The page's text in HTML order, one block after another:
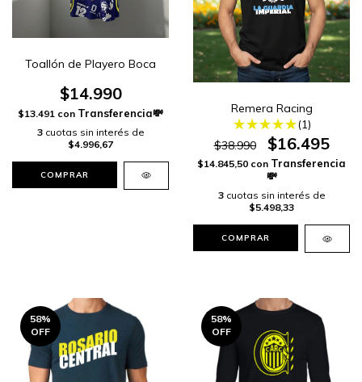
Toallón de Playero Boca
$14.990
$13.491 con
3 cuotas sin interés de
$4.996,67
Remera Racing
(1)
$38.990
$16.495
$14.845,50 con
3 cuotas sin interés de
$5.498,33
COMPRAR
58%
OFF
58%
OFF